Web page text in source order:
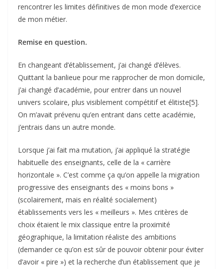
rencontrer les limites définitives de mon mode d’exercice
de mon métier.
Remise en question.
En changeant d’établissement, j’ai changé d’élèves.
Quittant la banlieue pour me rapprocher de mon domicile,
j’ai changé d’académie, pour entrer dans un nouvel
univers scolaire, plus visiblement compétitif et élitiste[5].
On m’avait prévenu qu’en entrant dans cette académie,
j’entrais dans un autre monde.
Lorsque j’ai fait ma mutation, j’ai appliqué la stratégie
habituelle des enseignants, celle de la « carrière
horizontale ». C’est comme ça qu’on appelle la migration
progressive des enseignants des « moins bons »
(scolairement, mais en réalité socialement)
établissements vers les « meilleurs ». Mes critères de
choix étaient le mix classique entre la proximité
géographique, la limitation réaliste des ambitions
(demander ce qu’on est sûr de pouvoir obtenir pour éviter
d’avoir « pire ») et la recherche d’un établissement que je